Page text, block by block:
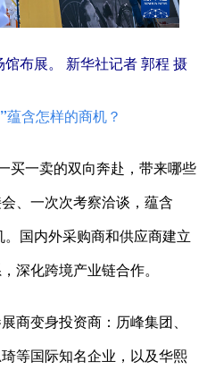
布展。 新华社记者 郭程 摄
蕴含怎样的商机？
一卖的双向奔赴，带来哪些
、一次次考察洽谈，蕴含
。国内外采购商和供应商建立
深化跨境产业链合作。
变身投资商：历峰集团、
等国际知名企业，以及华熙